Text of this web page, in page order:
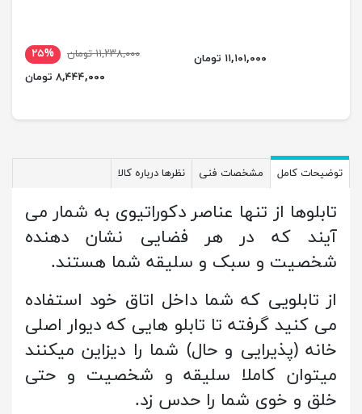
۱۱,۱۰۱,۰۰۰ تومان ۱۱,۲۳۸,۰۰۰ تومان
۲۵%
۸,۴۴۴,۰۰۰ تومان
توضیحات کامل مشخصات فنی نظرها درباره کالا
تابلوها از تنها عناصر دکوراتیوی به شمار می
آیند که در هر فضایی نشان دهنده
شخصیت و سبک و سلیقه شما هستند.
از تابلویی که شما داخل اتاق خود استفاده
می کنید گرفته تا تابلو هایی که دیوار اصلی
خانه (پذیرایی و حال) شما را دیزاین میکنند
میتوان کاملا سلیقه و شخصیت و حتی
خلق و خوی شما را حدس زد.